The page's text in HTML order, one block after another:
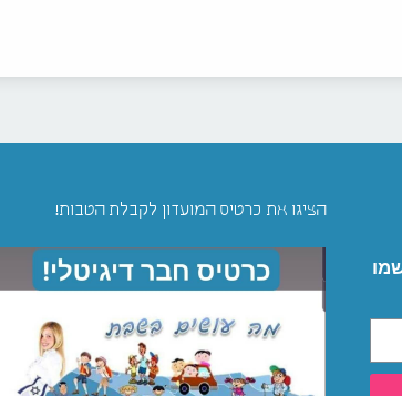
הציגו את כרטיס המועדון לקבלת הטבות!